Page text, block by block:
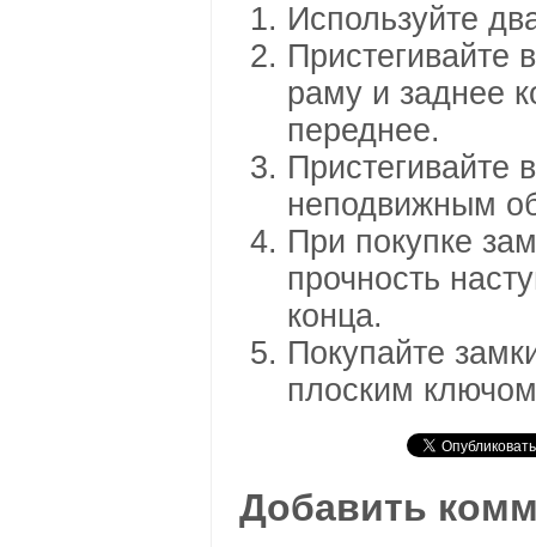
Используйте
Пристегивайте
раму и заднее
переднее.
Пристегивайте
неподвижным
При покупке
прочность
конца.
Покупайте
плоским
Добавить